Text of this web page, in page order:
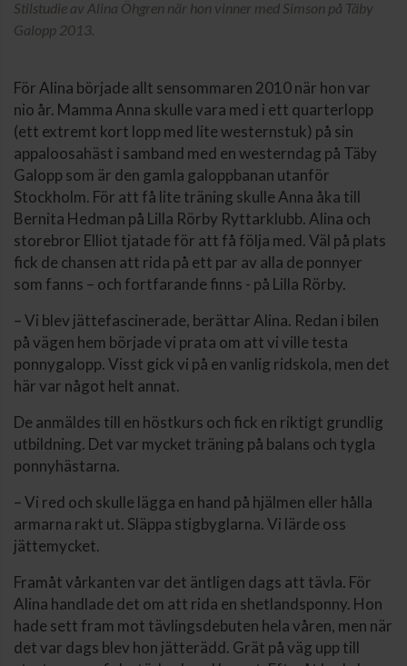
Stilstudie av Alina Öhgren när hon vinner med Simson på Täby
Galopp 2013.
För Alina började allt sensommaren 2010 när hon var
nio år. Mamma Anna skulle vara med i ett quarterlopp
(ett extremt kort lopp med lite westernstuk) på sin
appaloosahäst i samband med en westerndag på Täby
Galopp som är den gamla galoppbanan utanför
Stockholm. För att få lite träning skulle Anna åka till
Bernita Hedman på Lilla Rörby Ryttarklubb. Alina och
storebror Elliot tjatade för att få följa med. Väl på plats
fick de chansen att rida på ett par av alla de ponnyer
som fanns – och fortfarande finns - på Lilla Rörby.
– Vi blev jättefascinerade, berättar Alina. Redan i bilen
på vägen hem började vi prata om att vi ville testa
ponnygalopp. Visst gick vi på en vanlig ridskola, men det
här var något helt annat.
De anmäldes till en höstkurs och fick en riktigt grundlig
utbildning. Det var mycket träning på balans och tygla
ponnyhästarna.
– Vi red och skulle lägga en hand på hjälmen eller hålla
armarna rakt ut. Släppa stigbyglarna. Vi lärde oss
jättemycket.
Framåt vårkanten var det äntligen dags att tävla. För
Alina handlade det om att rida en shetlandsponny. Hon
hade sett fram mot tävlingsdebuten hela våren, men när
det var dags blev hon jätterädd. Grät på väg upp till